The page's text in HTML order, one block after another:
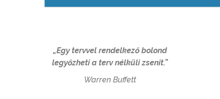
„Egy tervvel rendelkező bolond
legyőzheti a terv nélküli zsenit.”
Warren Buffett